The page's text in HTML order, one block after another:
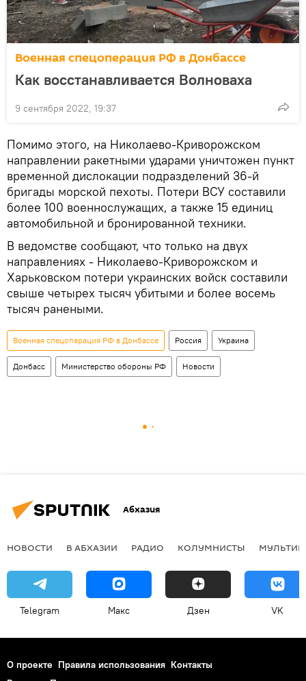
Военная спецоперация РФ в Донбассе
Как восстанавливается Волноваха
9 сентября 2022, 19:37
Помимо этого, на Николаево-Криворожском
направлении ракетными ударами уничтожен пункт
временной дислокации подразделений 36-й
бригады морской пехоты. Потери ВСУ составили
более 100 военнослужащих, а также 15 единиц
автомобильной и бронированной техники.
В ведомстве сообщают, что только на двух
направлениях - Николаево-Криворожском и
Харьковском потери украинских войск составили
свыше четырех тысяч убитыми и более восемь
тысяч ранеными.
Военная спецоперация РФ в Донбассе Россия Украина
Донбасс Министерство обороны РФ Новости
Абхазия
НОВОСТИ В АБХАЗИИ РАДИО КОЛУМНИСТЫ
Telegram Макс Дзен VK
О проекте Правила использования Контакты